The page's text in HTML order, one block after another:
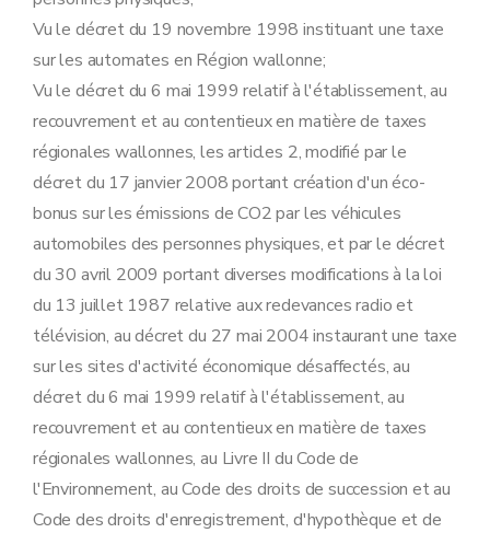
Vu le décret du 19 novembre 1998 instituant une taxe
sur les automates en Région wallonne;
Vu le décret du 6 mai 1999 relatif à l'établissement, au
recouvrement et au contentieux en matière de taxes
régionales wallonnes, les articles 2, modifié par le
décret du 17 janvier 2008 portant création d'un éco-
bonus sur les émissions de CO2 par les véhicules
automobiles des personnes physiques, et par le décret
du 30 avril 2009 portant diverses modifications à la loi
du 13 juillet 1987 relative aux redevances radio et
télévision, au décret du 27 mai 2004 instaurant une taxe
sur les sites d'activité économique désaffectés, au
décret du 6 mai 1999 relatif à l'établissement, au
recouvrement et au contentieux en matière de taxes
régionales wallonnes, au Livre II du Code de
l'Environnement, au Code des droits de succession et au
Code des droits d'enregistrement, d'hypothèque et de